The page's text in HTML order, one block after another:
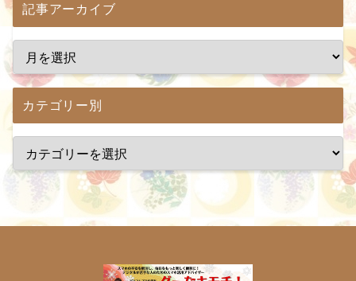
記事アーカイブ
カテゴリー別